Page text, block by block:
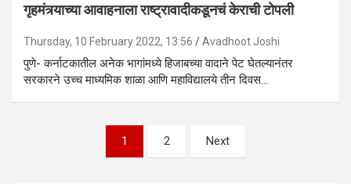
गृहमंत्र्याच्या आवाहनाला राष्ट्रावादीकडूनचं केराची टोपली
Thursday, 10 February 2022, 13:56 Avadhoot Joshi
पुणे- कर्नाटकातील अनेक भागांमध्ये हिजाबच्या वादाने पेट घेतल्यानंतर
सरकारने उच्च माध्यमिक शाळा आणि महाविद्यालये तीन दिवस…
1 2 Next